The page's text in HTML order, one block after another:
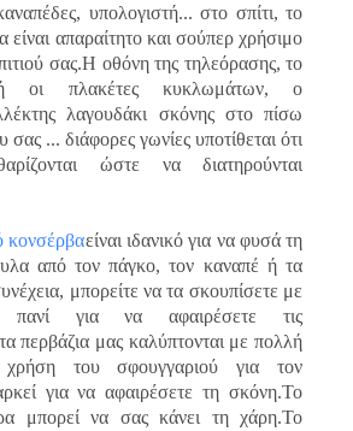
υπολογιστή... στο σπίτι, το
είναι απαραίτητο και σούπερ χρήσιμο
σας.Η οθόνη της τηλεόρασης, το
ή οι πλακέτες κυκλωμάτων, ο
λαγουδάκι σκόνης στο πίσω
σας ... διάφορες γωνίες υποτίθεται ότι
ώστε να διατηρούνται
κονσέρβαείναι ιδανικό για να φυσά τη
από τον πάγκο, τον καναπέ ή τα
μπορείτε να τα σκουπίσετε με
πανί για να αφαιρέσετε τις
περβάζια μας καλύπτονται με πολλή
του σφουγγαριού για τον
για να αφαιρέσετε τη σκόνη.Το
μπορεί να σας κάνει τη χάρη.Το